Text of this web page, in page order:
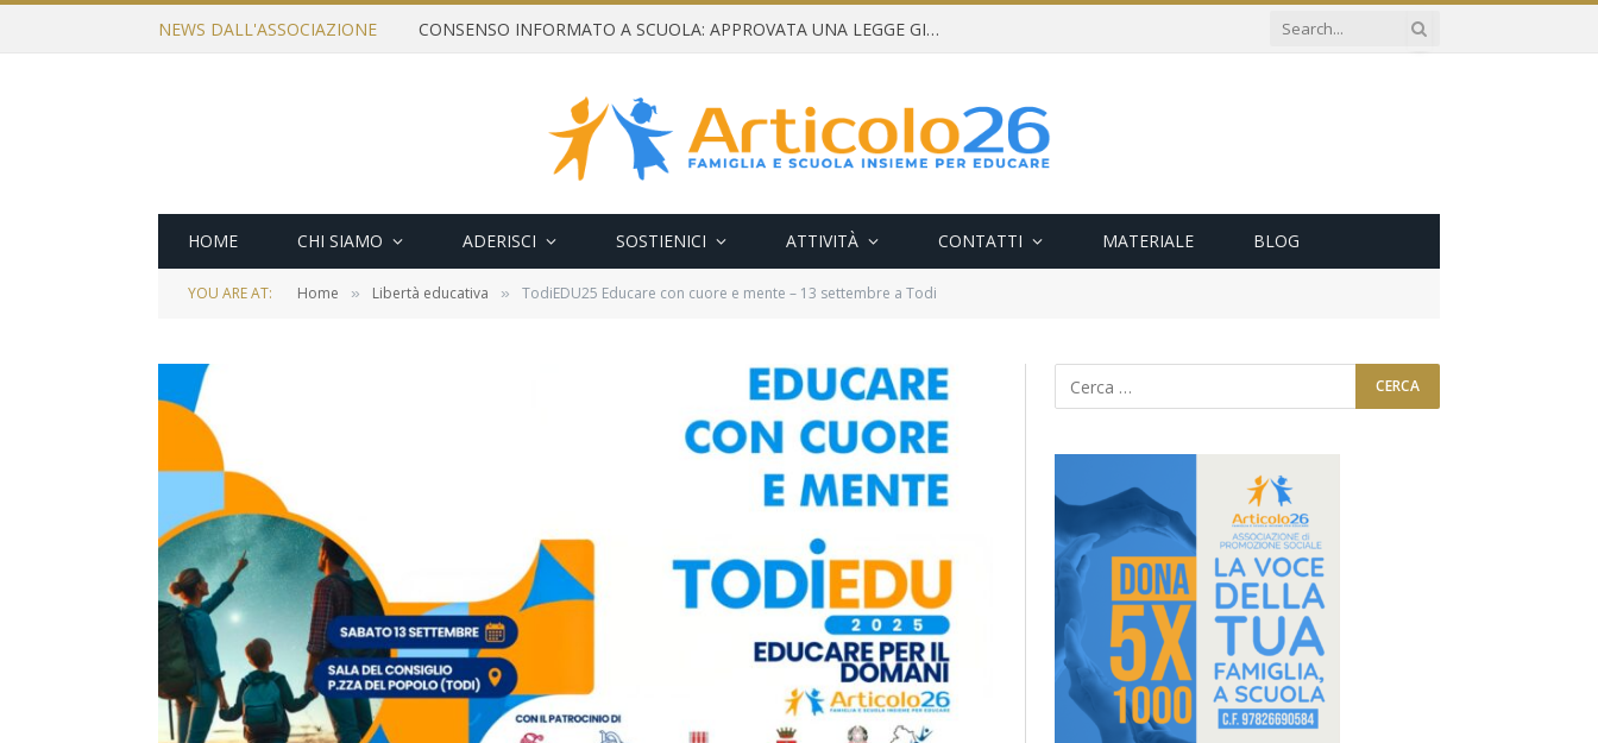
NEWS DALL'ASSOCIAZIONE CONSENSO INFORMATO A SCUOLA: APPROVATA UNA LEGGE GIUSTA E NECESSARIA
HOME CHI SIAMO ADERISCI SOSTIENICI ATTIVITÀ CONTATTI MATERIALE BLOG
YOU ARE AT: Home » Libertà educativa » TodiEDU25 Educare con cuore e mente – 13 settembre a Todi